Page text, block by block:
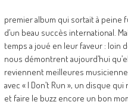
premier album qui sortait à
d’un beau succès international.
temps a joué en leur faveur : loin
nous démontrent aujourd’hui
reviennent meilleures
avec « I Don’t Run », un disque
et faire le buzz encore un bon